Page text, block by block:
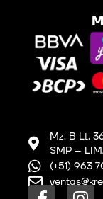
Mz. B Lt.
SMP –
(+51) 963